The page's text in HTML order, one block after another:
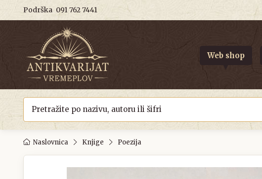
Podrška 091 762 7441
Web shop
Naslovnica Knjige Poezija